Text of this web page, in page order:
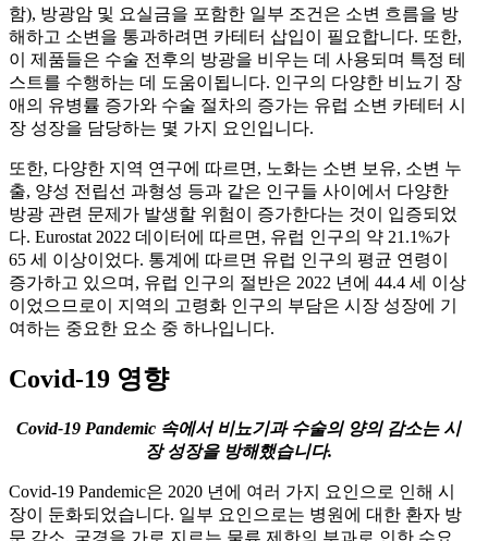
함), 방광암 및 요실금을 포함한 일부 조건은 소변 흐름을 방
해하고 소변을 통과하려면 카테터 삽입이 필요합니다. 또한,
이 제품들은 수술 전후의 방광을 비우는 데 사용되며 특정 테
스트를 수행하는 데 도움이됩니다. 인구의 다양한 비뇨기 장
애의 유병률 증가와 수술 절차의 증가는 유럽 소변 카테터 시
장 성장을 담당하는 몇 가지 요인입니다.
또한, 다양한 지역 연구에 따르면, 노화는 소변 보유, 소변 누
출, 양성 전립선 과형성 등과 같은 인구들 사이에서 다양한
방광 관련 문제가 발생할 위험이 증가한다는 것이 입증되었
다. Eurostat 2022 데이터에 따르면, 유럽 인구의 약 21.1%가
65 세 이상이었다. 통계에 따르면 유럽 인구의 평균 연령이
증가하고 있으며, 유럽 인구의 절반은 2022 년에 44.4 세 이상
이었으므로이 지역의 고령화 인구의 부담은 시장 성장에 기
여하는 중요한 요소 중 하나입니다.
Covid-19 영향
Covid-19 Pandemic 속에서 비뇨기과 수술의 양의 감소는 시
장 성장을 방해했습니다.
Covid-19 Pandemic은 2020 년에 여러 가지 요인으로 인해 시
장이 둔화되었습니다. 일부 요인으로는 병원에 대한 환자 방